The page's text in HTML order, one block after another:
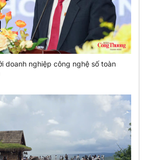
doanh nghiệp công nghệ số toàn